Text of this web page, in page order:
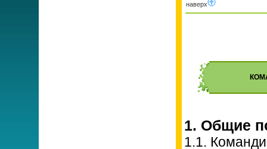
наверх
1. Общие
1.1.